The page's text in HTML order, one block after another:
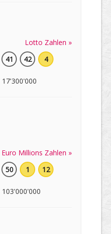
Lotto Zahlen »
41 42 4
17'300'000
Euro Millions Zahlen »
50 1 12
103'000'000